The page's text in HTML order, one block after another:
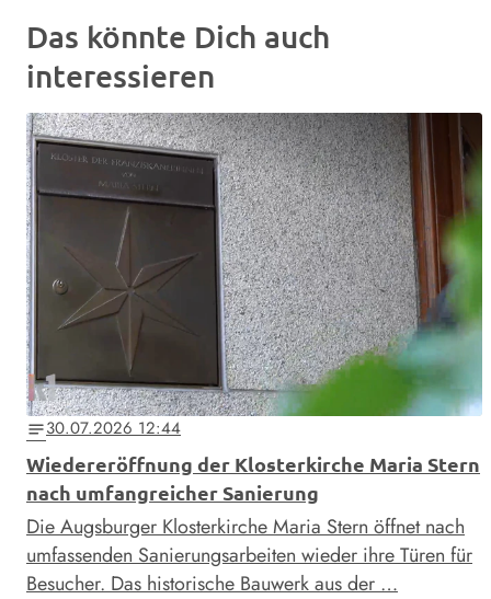
Das könnte Dich auch
interessieren
notes30.07.2026 12:44
Wiedereröffnung der Klosterkirche Maria Stern
nach umfangreicher Sanierung
Die Augsburger Klosterkirche Maria Stern öffnet nach
umfassenden Sanierungsarbeiten wieder ihre Türen für
Besucher. Das historische Bauwerk aus der …